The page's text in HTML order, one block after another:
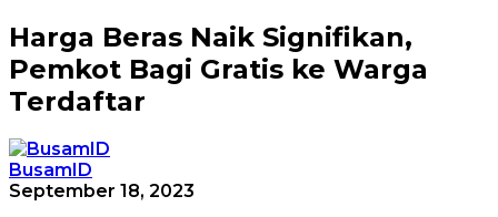
Harga Beras Naik Signifikan,
Pemkot Bagi Gratis ke Warga
Terdaftar
BusamID
September 18, 2023